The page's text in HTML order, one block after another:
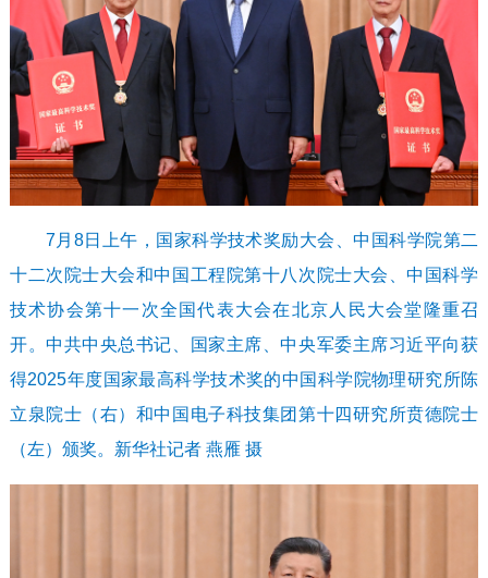
7月8日上午，国家科学技术奖励大会、中国科学院第二
十二次院士大会和中国工程院第十八次院士大会、中国科学
技术协会第十一次全国代表大会在北京人民大会堂隆重召
开。中共中央总书记、国家主席、中央军委主席习近平向获
得2025年度国家最高科学技术奖的中国科学院物理研究所陈
立泉院士（右）和中国电子科技集团第十四研究所贲德院士
（左）颁奖。新华社记者 燕雁 摄